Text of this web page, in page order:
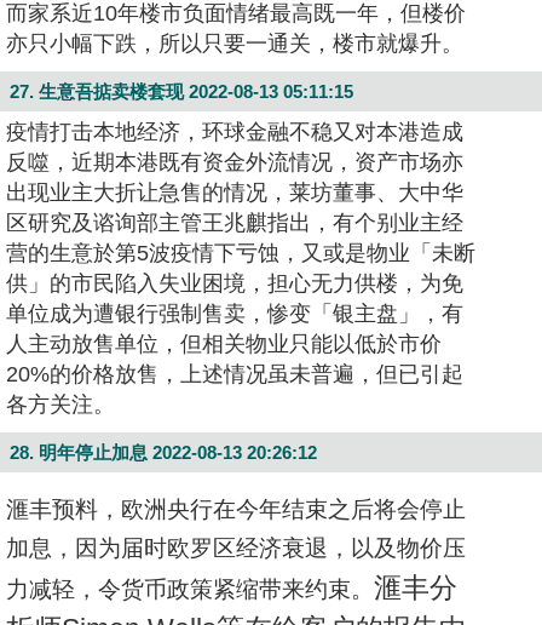
而家系近10年楼市负面情绪最高既一年，但楼价
亦只小幅下跌，所以只要一通关，楼市就爆升。
27. 生意吾掂卖楼套现2022-08-13 05:11:15
疫情打击本地经济，环球金融不稳又对本港造成
反噬，近期本港既有资金外流情况，资产市场亦
出现业主大折让急售的情况，莱坊董事、大中华
区研究及谘询部主管王兆麒指出，有个别业主经
营的生意於第5波疫情下亏蚀，又或是物业「未断
供」的市民陷入失业困境，担心无力供楼，为免
单位成为遭银行强制售卖，惨变「银主盘」，有
人主动放售单位，但相关物业只能以低於市价
20%的价格放售，上述情况虽未普遍，但已引起
各方关注。
28. 明年停止加息 2022-08-13 20:26:12
滙丰预料，欧洲央行在今年结束之后将会停止
加息，因为届时欧罗区经济衰退，以及物价压
力减轻，令货币政策紧缩带来约束。 滙丰分